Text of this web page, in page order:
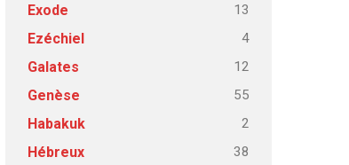
Exode 13
Ezéchiel 4
Galates 12
Genèse 55
Habakuk 2
Hébreux 38